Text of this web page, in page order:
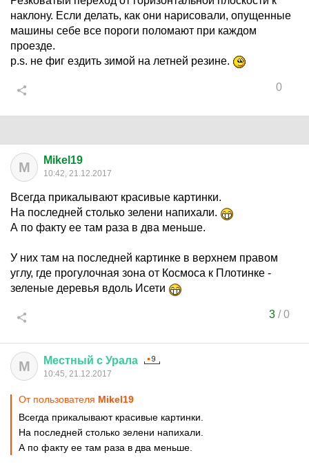
наклону. Если делать, как они нарисовали, опущенные
машины себе все пороги поломают при каждом
проезде.
p.s. не фиг ездить зимой на летней резине.
0
M Mikel19
10:42, 21.12.2017
Всегда прикалывают красивые картинки.
На последней столько зелени напихали.
А по факту ее там раза в два меньше.
У них там на последней картинке в верхнем правом
углу, где прогулочная зона от Космоса к Плотинке -
зеленые деревья вдоль Исети
3/0
М Местный с Урала
10:45, 21.12.2017
От пользователя Mikel19
Всегда прикалывают красивые картинки.
На последней столько зелени напихали.
А по факту ее там раза в два меньше.